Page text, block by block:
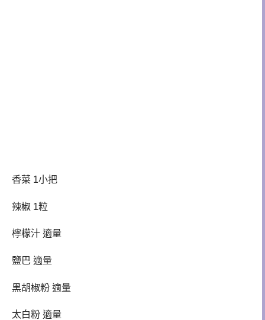
香菜 1小把
辣椒 1粒
檸檬汁 適量
鹽巴 適量
黑胡椒粉 適量
太白粉 適量